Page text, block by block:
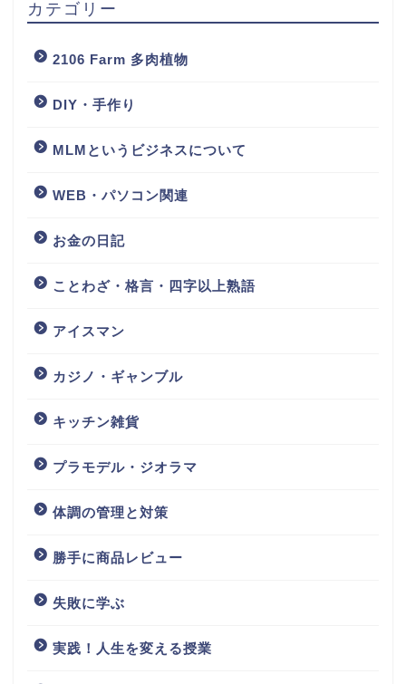
カテゴリー
2106 Farm 多肉植物
DIY・手作り
MLMというビジネスについて
WEB・パソコン関連
お金の日記
ことわざ・格言・四字以上熟語
アイスマン
カジノ・ギャンブル
キッチン雑貨
プラモデル・ジオラマ
体調の管理と対策
勝手に商品レビュー
失敗に学ぶ
実践！人生を変える授業